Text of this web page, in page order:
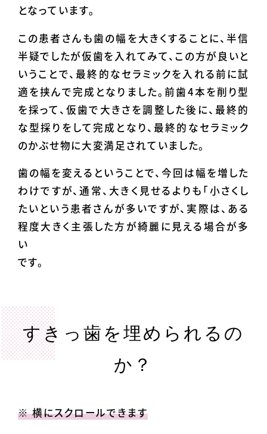
となっています。
この患者さんも歯の幅を大きくすることに、半信
半疑でしたが仮歯を入れてみて、この方が良いと
いうことで、最終的なセラミックを入れる前に試
適を挟んで完成となりました。前歯4本を削り型
を採って、仮歯で大きさを調整した後に、最終的
な型採りをして完成となり、最終的なセラミック
のかぶせ物に大変満足されていました。
歯の幅を変えるということで、今回は幅を増した
わけですが、通常、大きく見せるよりも「小さくし
たいという患者さんが多いですが、実際は、ある
程度大きく主張した方が綺麗に見える場合が多
い
です。
すきっ歯を埋められるの
か？
※ 横にスクロールできます